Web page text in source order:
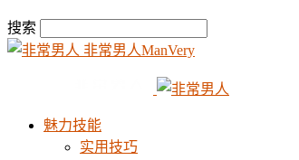
搜索
非常男人ManVery
魅力技能
实用技巧